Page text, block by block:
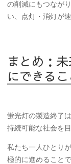
の削減にもつなが
い、点灯・消灯が
まとめ：
にできるこ
蛍光灯の製造終了
持続可能な社会を
私たち一人ひとり
極的に進めること